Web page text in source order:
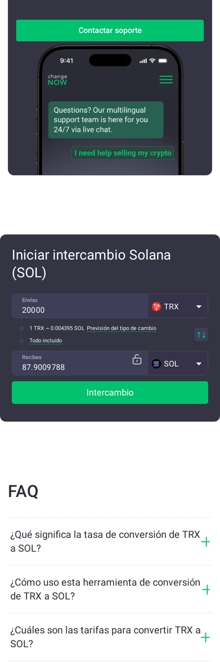
Contactar soporte
Iniciar intercambio Solana
(SOL)
Envías
TRX
1 TRX ~ 0.004395 SOL Previsión del tipo de cambio
Todo incluido
Recibes
SOL
Intercambio
FAQ
¿Qué significa la tasa de conversión de TRX
a SOL?
cambio de TRX. Esta tasa fluctúa según las
condiciones del mercado, la oferta y la demanda, y la
¿Cómo uso esta herramienta de conversión
de TRX a SOL?
intercambiar, y la herramienta calculará la cantidad
estimada de SOL que recibirás. Luego, sigue los pasos
¿Cuáles son las tarifas para convertir TRX a
SOL?